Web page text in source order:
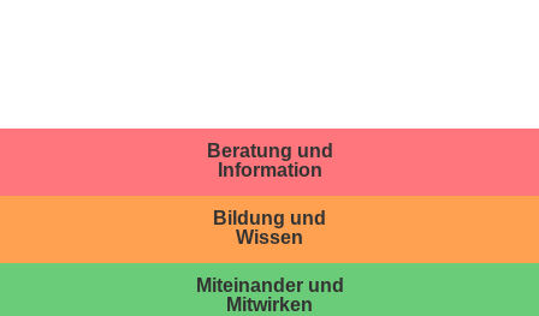
Beratung und
Information
Bildung und
Wissen
Miteinander und
Mitwirken